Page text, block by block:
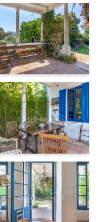
. Elle est également
(115 km), ce qui en
principale qu’à une
au cœur de
vie à une propriété
à deux pas de la mer et
une visite et découvrir
vous offrir.